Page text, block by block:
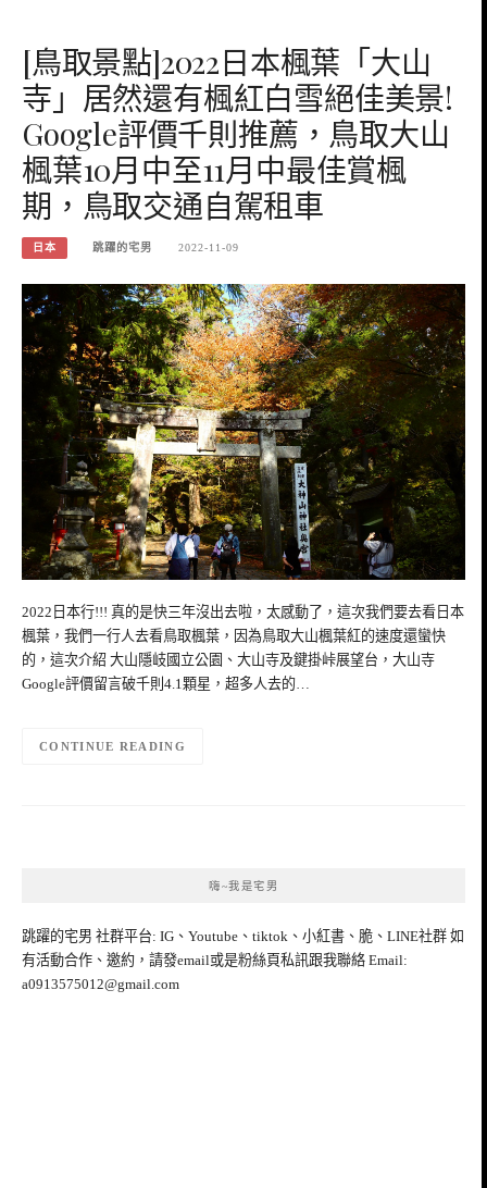
[鳥取景點]2022日本楓葉「大山
寺」居然還有楓紅白雪絕佳美景!
Google評價千則推薦，鳥取大山
楓葉10月中至11月中最佳賞楓
期，鳥取交通自駕租車
日本 跳躍的宅男 2022-11-09
2022日本行!!! 真的是快三年沒出去啦，太感動了，這次我們要去看日本
楓葉，我們一行人去看鳥取楓葉，因為鳥取大山楓葉紅的速度還蠻快
的，這次介紹 大山隱岐國立公園、大山寺及鍵掛峠展望台，大山寺
Google評價留言破千則4.1顆星，超多人去的…
CONTINUE READING
嗨~我是宅男
跳躍的宅男 社群平台: IG、Youtube、tiktok、小紅書、脆、LINE社群 如
有活動合作、邀約，請發email或是粉絲頁私訊跟我聯絡 Email:
a0913575012@gmail.com